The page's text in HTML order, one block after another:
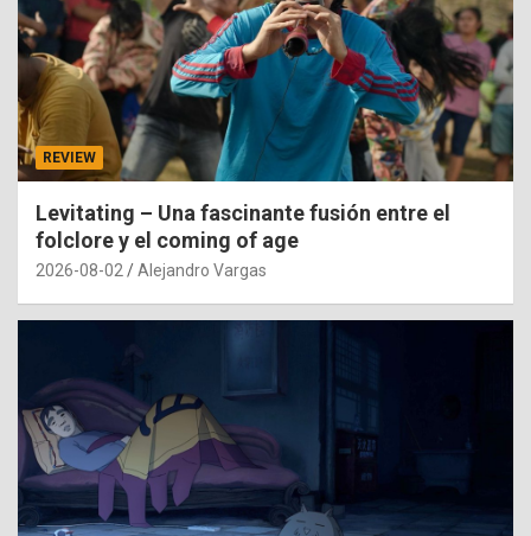
REVIEW
Levitating – Una fascinante fusión entre el
folclore y el coming of age
2026-08-02 Alejandro Vargas